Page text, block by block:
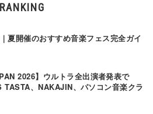
RANKING
夏開催のおすすめ音楽フェス完全ガイ
2026】ウルトラ全出演者発表で
、NAKAJIN、パソコン音楽クラ